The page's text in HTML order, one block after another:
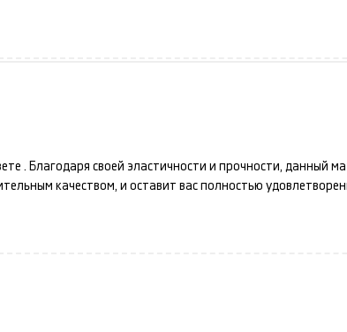
. Благодаря своей эластичности и прочности, данный
качеством, и оставит вас полностью